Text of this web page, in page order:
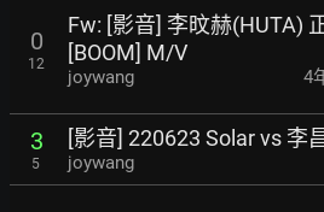
0
12
Fw: [影音] 李旼赫(HUTA)
[BOOM] M/V
joywang 4
3
5
[影音] 220623 Solar vs 李
joywang